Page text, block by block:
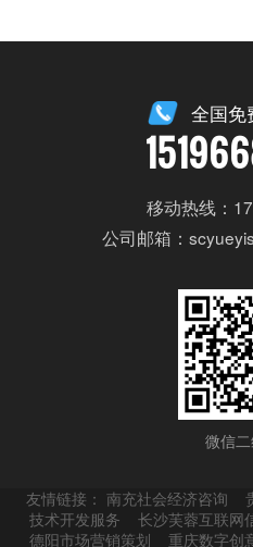
全国免
移动热线：
公司邮箱：
微信
友情链接：南充社会经济咨询
技术开发服务
长沙芙蓉互联网
德阳市场营销策划
重庆数字创